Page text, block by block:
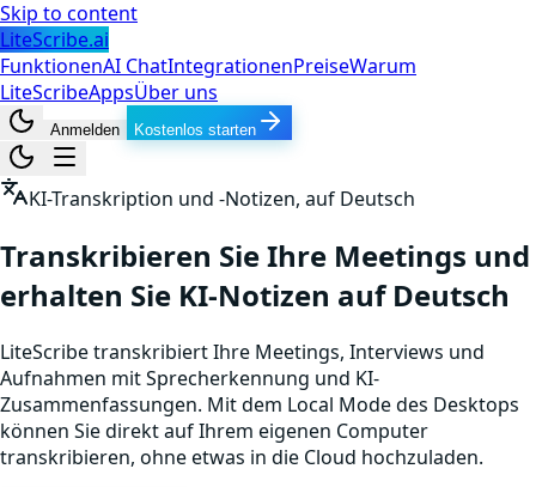
Skip to content
LiteScribe.ai
FunktionenAI ChatIntegrationenPreiseWarum
LiteScribeAppsÜber uns
Anmelden Kostenlos starten
KI-Transkription und -Notizen, auf Deutsch
Transkribieren Sie Ihre Meetings und
erhalten Sie KI-Notizen auf Deutsch
LiteScribe transkribiert Ihre Meetings, Interviews und
Aufnahmen mit Sprecherkennung und KI-
Zusammenfassungen. Mit dem Local Mode des Desktops
können Sie direkt auf Ihrem eigenen Computer
transkribieren, ohne etwas in die Cloud hochzuladen.